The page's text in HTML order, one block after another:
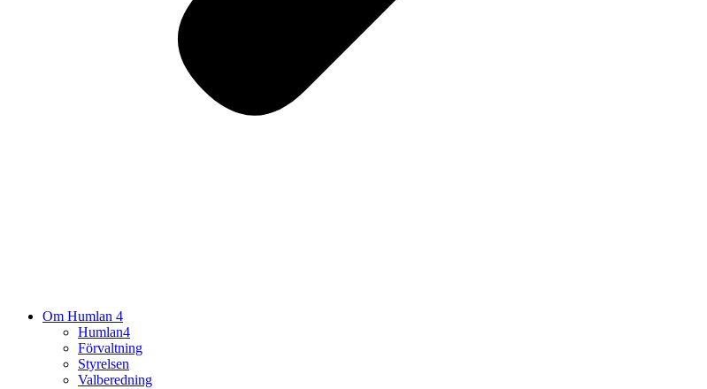
Om Humlan 4
Humlan4
Förvaltning
Styrelsen
Valberedning